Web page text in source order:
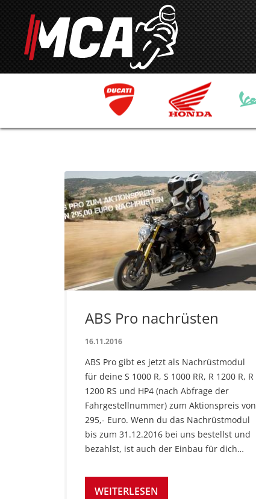
ABS Pro nachrüsten
16.11.2016
ABS Pro gibt es jetzt als Nachrüstmodul
für deine S 1000 R, S 1000 RR, R 1200 R, R
1200 RS und HP4 (nach Abfrage der
Fahrgestellnummer) zum Aktionspreis von
295,- Euro. Wenn du das Nachrüstmodul
bis zum 31.12.2016 bei uns bestellst und
bezahlst, ist auch der Einbau für dich…
WEITERLESEN